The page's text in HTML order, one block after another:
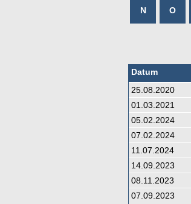
N O
Datum
25.08.2020
01.03.2021
05.02.2024
07.02.2024
11.07.2024
14.09.2023
08.11.2023
07.09.2023